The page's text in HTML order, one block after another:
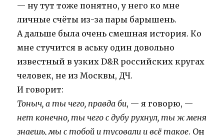
— ну тут тоже понятно, у него ко мне
личные счёты из-за пары барышень.
А дальше была очень смешная история. Ко
мне стучится в аську один довольно
известный в узких D&R российских кругах
человек, не из Москвы, ДЧ.
И говорит:
Тоныч, а ты чего, правда би, — я говорю, —
нет конечно, ты чего с дубу рухнул, ты ж меня
знаешь, мы с тобой и тусовали и всё такое. Он